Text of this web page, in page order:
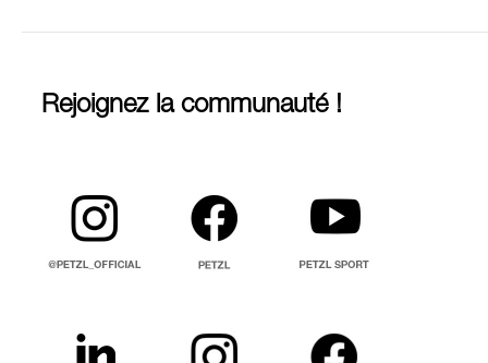
Rejoignez la communauté !